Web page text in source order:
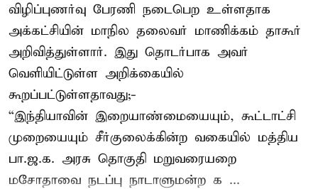
விழிப்புணர்வு பேரணி நடைபெற உள்ளதாக
அக்கட்சியின் மாநில தலைவர் மாணிக்கம் தாகூர்
அறிவித்துள்ளார். இது தொடர்பாக அவர்
வெளியிட்டுள்ள அறிக்கையில்
கூறப்பட்டுள்ளதாவது;-
“இந்தியாவின் இறையாண்மையையும், கூட்டாட்சி
முறையையும் சீர்குலைக்கின்ற வகையில் மத்திய
பா.ஜ.க. அரசு தொகுதி மறுவரையறை
மசோதாவை நடப்பு நாடாளுமன்ற க ...